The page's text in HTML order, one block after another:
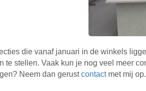
die vanaf januari in de winkels
te stellen. Vaak kun je nog veel meer
Neem dan gerustcontactmet mij